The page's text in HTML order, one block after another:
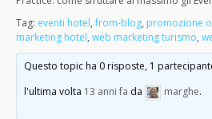
Tag: eventi hotel,from-blog, promozione
marketing hotel, web marketing turismo,
Questo topic ha 0 risposte, 1
l'ultima volta 13 anni fa da marghe.